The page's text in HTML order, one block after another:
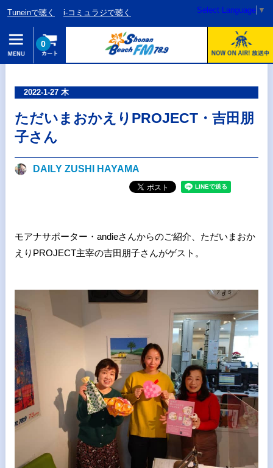
Tuneinで聴く i-コミュラジで聴く Select Language ▼
0
2022-1-27 木
ただいまおかえりPROJECT・吉田朋
子さん
DAILY ZUSHI HAYAMA
モアナサポーター・andieさんからのご紹介、ただいまおか
えりPROJECT主宰の吉田朋子さんがゲスト。